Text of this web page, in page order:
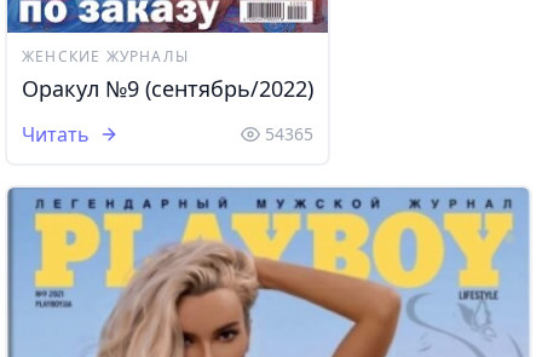
ЖЕНСКИЕ ЖУРНАЛЫ
Оракул №9 (сентябрь/2022)
Читать 54365